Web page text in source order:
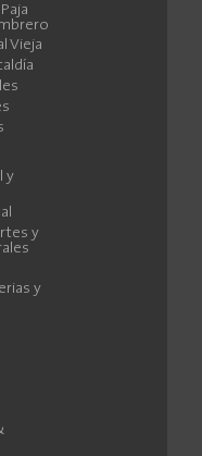
Vieja
y
y
y